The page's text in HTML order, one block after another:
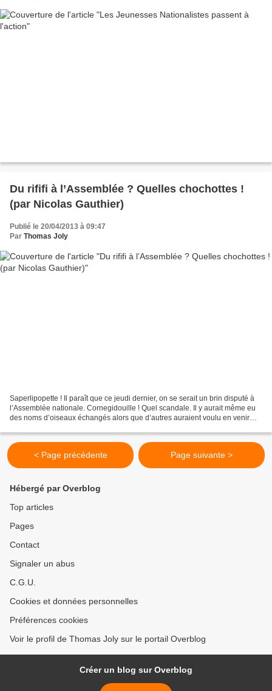
Du rififi à l’Assemblée ? Quelles chochottes !
(par Nicolas Gauthier)
Publié le 20/04/2013 à 09:47
Par Thomas Joly
Saperlipopette ! Il paraît que ce jeudi dernier, on se serait un brin disputé à
l’Assemblée nationale. Cornegidouille ! Quel scandale. Il y aurait même eu
des noms d’oiseaux échangés alors que d’autres auraient voulu en venir
< Page précédente Page suivante >
Hébergé par Overblog
Top articles
Pages
Contact
Signaler un abus
C.G.U.
Cookies et données personnelles
Préférences cookies
Voir le profil de Thomas Joly sur le portail Overblog
Créer un blog sur Overblog